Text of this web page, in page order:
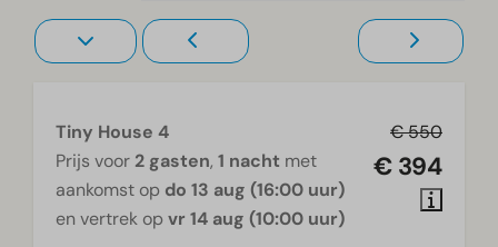
€ 550
€ 394
Tiny House 4
Prijs voor 2 gasten, 1 nacht met
aankomst op do 13 aug (16:00 uur)
en vertrek op vr 14 aug (10:00 uur)